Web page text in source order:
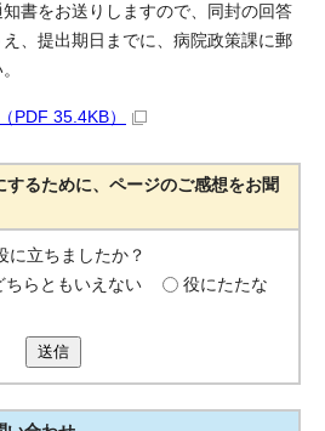
書をお送りしますので、同封の回答
、提出期日までに、病院政策課に郵
PDF 35.4KB）
するために、ページのご感想をお聞
に立ちましたか？
ちらともいえない
役にたたな
送信